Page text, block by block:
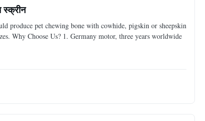
produce pet chewing bone with cowhide, pigskin or sheepskin
Why Choose Us? 1. Germany motor, three years worldwide